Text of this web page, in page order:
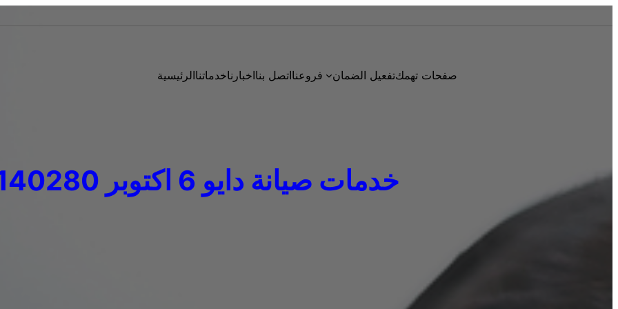
الرئيسيةخدماتنااخبارنااتصل بنافروعنا تفعيل الضمانصفحات تهمك
خدمات صيانة دايو 6 اكتوبر 01023140280